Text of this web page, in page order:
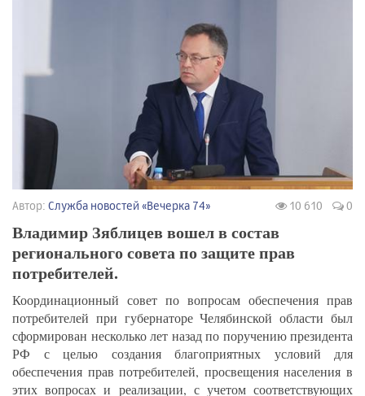
Автор: Служба новостей «Вечерка 74» 10 610 0
Владимир Зяблицев вошел в состав
регионального совета по защите прав
потребителей.
Координационный совет по вопросам обеспечения прав
потребителей при губернаторе Челябинской области был
сформирован несколько лет назад по поручению президента
РФ с целью создания благоприятных условий для
обеспечения прав потребителей, просвещения населения в
этих вопросах и реализации, с учетом соответствующих